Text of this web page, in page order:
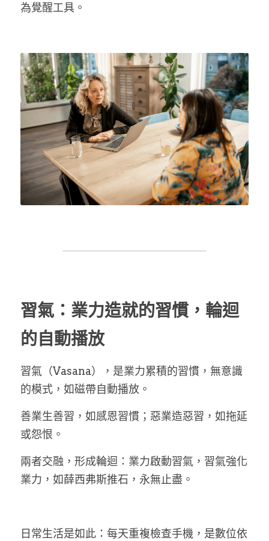
為覺醒工具。
習氣：業力造就的習慣，輪迴
的自動播放
習氣（Vasana），是業力累積的習慣 ， 無意識
的模式，如磁帶自動播放。
善業生善習，如感恩習慣；惡業造惡習，如拖延
或怨恨。
兩者交融，形成輪迴：業力啟動習氣，習氣強化
業力，如薛西弗斯推石，永無止盡。
日常生活是如此：每天重複檢查手機，是數位依